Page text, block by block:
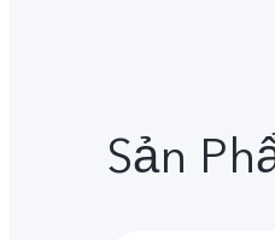
Sản